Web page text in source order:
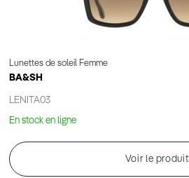
Lunettes de soleil Femme
BA&SH
LENITA03
En stock en ligne
Voir le produit